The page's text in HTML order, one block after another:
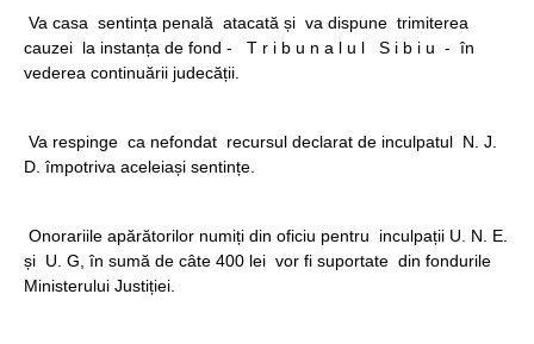
Va casa sentința penală atacată și va dispune trimiterea
cauzei la instanța de fond - T r i b u n a l u l S i b i u - în
vederea continuării judecății.
Va respinge ca nefondat recursul declarat de inculpatul N. J.
D. împotriva aceleiași sentințe.
Onorariile apărătorilor numiți din oficiu pentru inculpații U. N. E.
și U. G, în sumă de câte 400 lei vor fi suportate din fondurile
Ministerului Justiției.